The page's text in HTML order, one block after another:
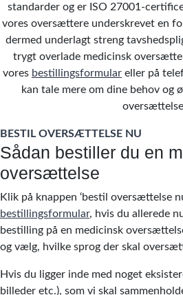
standarder og er ISO 27001-
vores oversættere underskrevet en
dermed underlagt streng
trygt overlade medicinsk
vores bestillingsformular eller på
kan tale mere om dine behov og
BESTIL OVERSÆTTELSE NU
Sådan bestiller du en
oversættelse
Klik på knappen ‘bestil oversættelse
bestillingsformular, hvis du allerede
bestilling på en medicinsk
og vælg, hvilke sprog der skal
Hvis du ligger inde med noget
billeder etc.), som vi skal